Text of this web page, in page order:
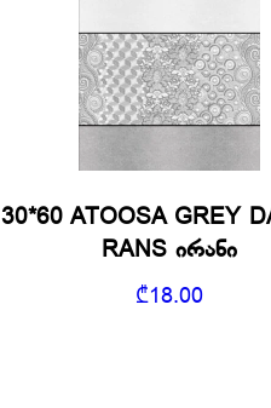
30*60 ATOOSA GREY
RANS ირანი
₾18.00